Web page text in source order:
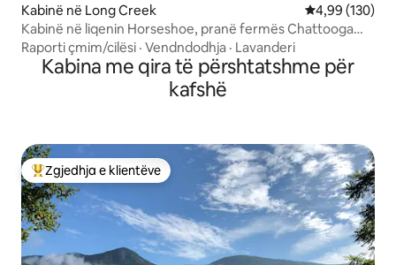
Kabinë në Long Creek Vlerësimi
4,99 (130)
Kabinë në liqenin Horseshoe, pranë fermës Chattooga
Belle
Raporti çmim/cilësi · Vendndodhja · Lavanderi
Kabina me qira të përshtatshme për
kafshë
Më të mirat e zgjedhjeve të klientëve
Zgjedhja e klientëve